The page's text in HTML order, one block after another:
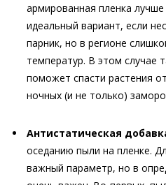
армированная пленка
идеальный вариант, если
парник, но в регионе
температур. В этом случае
поможет спасти растения
ночных (и не только)
Антистатическая
оседанию пыли на пленке.
важный параметр, но в